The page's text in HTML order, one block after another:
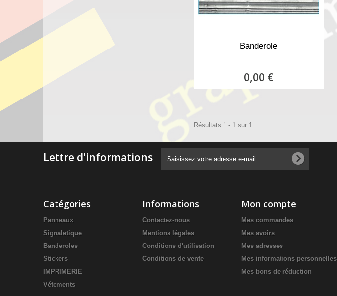
Banderole
0,00 €
Résultats 1 - 1 sur 1.
Lettre d'informations
Catégories
Panneaux
Signaletique
Banderoles
Stickers
IMPRIMERIE
Vétements
Informations
Contactez-nous
Mentions légales
Conditions d'utilisation
Conditions de vente
Mon compte
Mes commandes
Mes avoirs
Mes adresses
Mes informations personnelles
Mes bons de réduction